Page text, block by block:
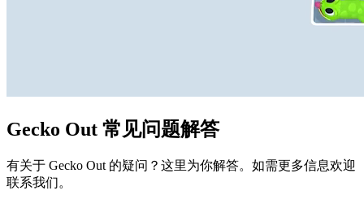
Gecko Out 常见问题解答
有关于 Gecko Out 的疑问？这里为你解答。如需更多信息欢迎
联系我们。